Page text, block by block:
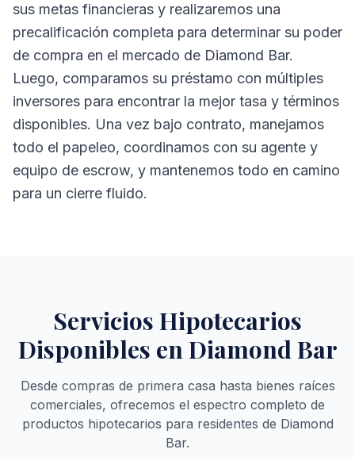
sus metas financieras y realizaremos una
precalificación completa para determinar su poder
de compra en el mercado de Diamond Bar.
Luego, comparamos su préstamo con múltiples
inversores para encontrar la mejor tasa y términos
disponibles. Una vez bajo contrato, manejamos
todo el papeleo, coordinamos con su agente y
equipo de escrow, y mantenemos todo en camino
para un cierre fluido.
Servicios Hipotecarios
Disponibles en Diamond Bar
Desde compras de primera casa hasta bienes raíces
comerciales, ofrecemos el espectro completo de
productos hipotecarios para residentes de Diamond
Bar.